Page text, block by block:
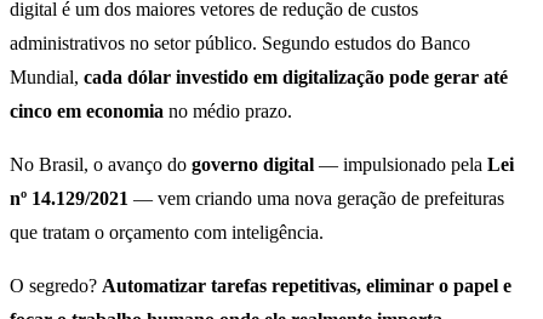
digital é um dos maiores vetores de redução de custos
administrativos no setor público. Segundo estudos do Banco
Mundial, cada dólar investido em digitalização pode gerar até
cinco em economia no médio prazo.
No Brasil, o avanço do governo digital — impulsionado pela Lei
nº 14.129/2021 — vem criando uma nova geração de prefeituras
que tratam o orçamento com inteligência.
O segredo? Automatizar tarefas repetitivas, eliminar o papel e